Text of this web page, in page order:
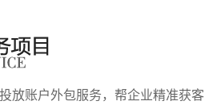
放账户外包服务，帮企业精准获客